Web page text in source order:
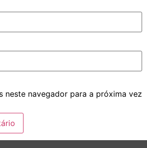
neste navegador para a próxima vez